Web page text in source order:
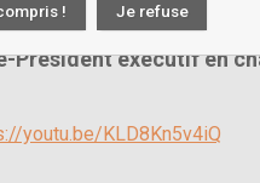
Président exécutif en
youtu.be/KLD8Kn5v4iQ
! Je refuse